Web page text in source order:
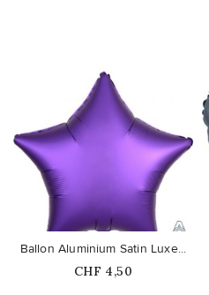
Ballon Aluminium Satin Luxe...
Prix
CHF 4,50